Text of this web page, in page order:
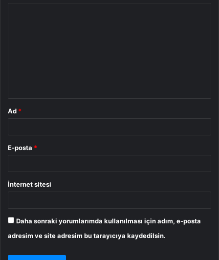
Ad *
E-posta *
İnternet sitesi
Daha sonraki yorumlarımda kullanılması için adım, e-posta
adresim ve site adresim bu tarayıcıya kaydedilsin.